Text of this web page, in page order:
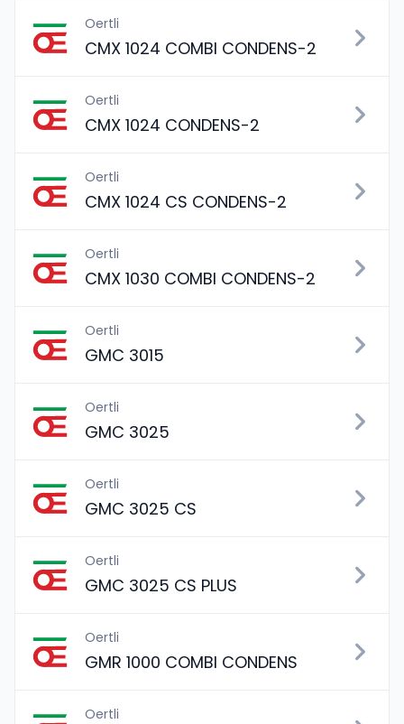
Oertli
CMX 1024 COMBI CONDENS-2
Oertli
CMX 1024 CONDENS-2
Oertli
CMX 1024 CS CONDENS-2
Oertli
CMX 1030 COMBI CONDENS-2
Oertli
GMC 3015
Oertli
GMC 3025
Oertli
GMC 3025 CS
Oertli
GMC 3025 CS PLUS
Oertli
GMR 1000 COMBI CONDENS
Oertli